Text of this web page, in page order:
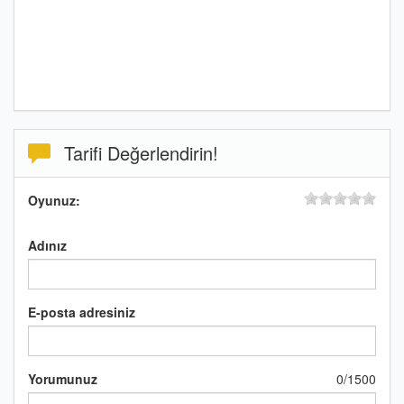
Tarifi Değerlendirin!
Oyunuz:
Adınız
E-posta adresiniz
Yorumunuz 0/1500